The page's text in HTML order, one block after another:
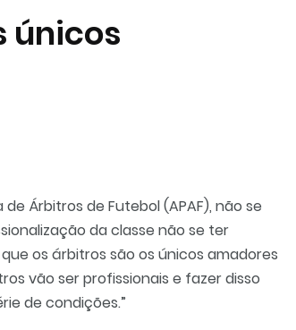
únicos
Árbitros de Futebol (APAF), não se
da classe não se ter
os árbitros são os únicos amadores
vão ser profissionais e fazer disso
de condições.”